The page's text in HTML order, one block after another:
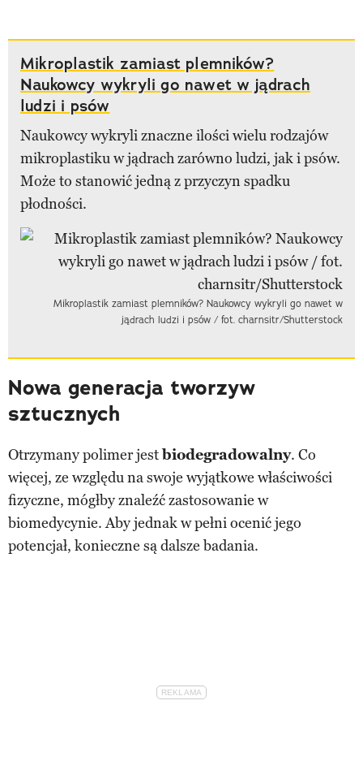
Mikroplastik zamiast plemników?
Naukowcy wykryli go nawet w jądrach
ludzi i psów
Naukowcy wykryli znaczne ilości wielu rodzajów
mikroplastiku w jądrach zarówno ludzi, jak i psów.
Może to stanowić jedną z przyczyn spadku
płodności.
Mikroplastik zamiast plemników? Naukowcy wykryli go nawet w
jądrach ludzi i psów / fot. charnsitr/Shutterstock
Nowa generacja tworzyw
sztucznych
Otrzymany polimer jestbiodegradowalny. Co
więcej, ze względu na swoje wyjątkowe właściwości
fizyczne, mógłby znaleźć zastosowanie w
biomedycynie. Aby jednak w pełni ocenić jego
potencjał, konieczne są dalsze badania.